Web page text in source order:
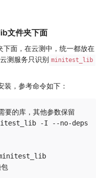
文件夹下面
面，在云测中，统一都放在
测服务只识别 minitest_lib
，参考命令如下：
的库，其他参数保留
-I --no-deps
minitest_lib